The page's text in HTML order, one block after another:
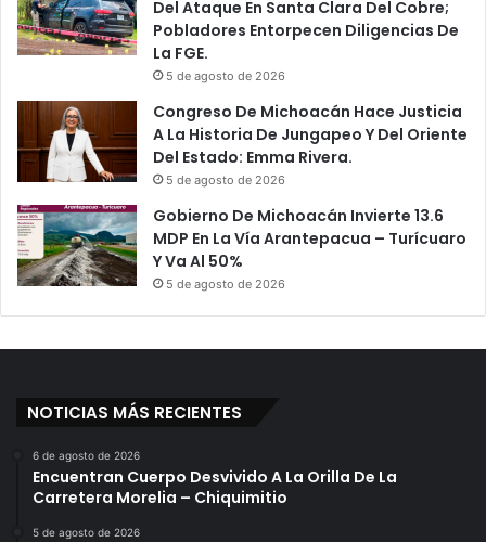
Del Ataque En Santa Clara Del Cobre;
Pobladores Entorpecen Diligencias De
La FGE.
5 de agosto de 2026
Congreso De Michoacán Hace Justicia
A La Historia De Jungapeo Y Del Oriente
Del Estado: Emma Rivera.
5 de agosto de 2026
Gobierno De Michoacán Invierte 13.6
MDP En La Vía Arantepacua – Turícuaro
Y Va Al 50%
5 de agosto de 2026
NOTICIAS MÁS RECIENTES
6 de agosto de 2026
Encuentran Cuerpo Desvivido A La Orilla De La
Carretera Morelia – Chiquimitio
5 de agosto de 2026